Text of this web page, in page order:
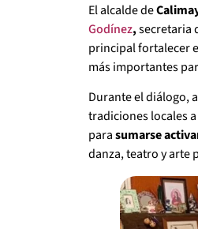
El alcalde de
Godínez,secretaria
principal fortalecer
más importantes
Durante el diálogo,
tradiciones locales
parasumarse
danza, teatro y arte